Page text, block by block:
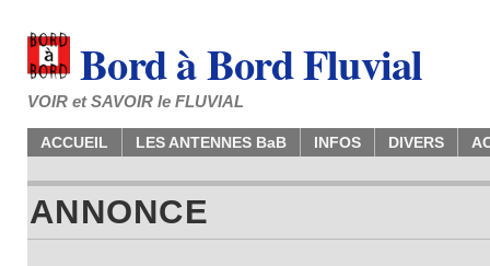
Bord à Bord Fluvial
VOIR et SAVOIR le FLUVIAL
ACCUEIL LES ANTENNES BaB INFOS DIVERS
ANNONCE